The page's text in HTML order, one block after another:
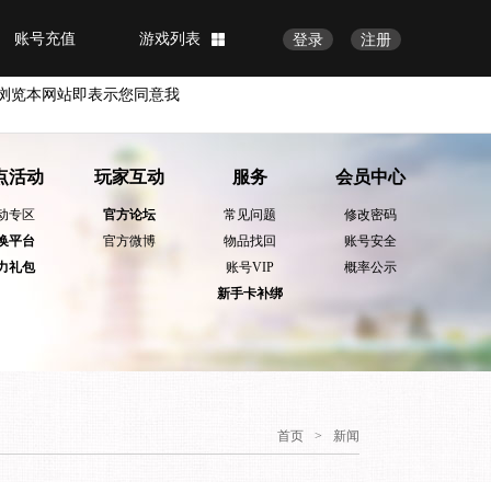
注册
登录
游戏列表
账号充值
览本网站即表示您同意我
活动
专区
平台
礼包
玩家互动
官方论坛
官方微博
服务
常见问题
物品找回
账号VIP
新手卡补绑
会员中心
修改密码
账号安全
概率公示
首页 > 新闻